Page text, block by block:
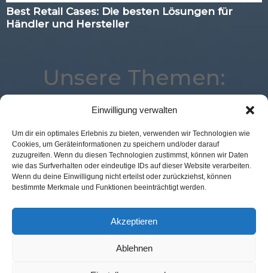
Einwilligung verwalten
Um dir ein optimales Erlebnis zu bieten, verwenden wir Technologien wie
Cookies, um Geräteinformationen zu speichern und/oder darauf
zuzugreifen. Wenn du diesen Technologien zustimmst, können wir Daten
wie das Surfverhalten oder eindeutige IDs auf dieser Website verarbeiten.
Wenn du deine Einwilligung nicht erteilst oder zurückziehst, können
bestimmte Merkmale und Funktionen beeinträchtigt werden.
Akzeptieren
Ablehnen
Best Retail Cases: Die besten Lösungen für
Händler und Hersteller
Unsere Themen:
Marketing Analytics
Expertenwissen
POS Connect
Best Retail Cases
Corona
eCommerce
Payment Logistik
Mobile
Kassenlose Läden
Studie Advertising
Voice
Künstliche Intelligenz